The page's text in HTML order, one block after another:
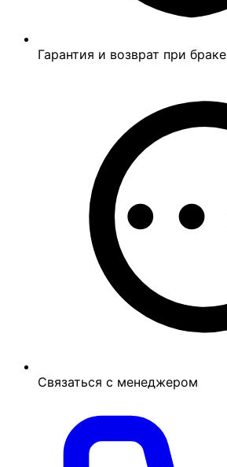
Гарантия и возврат при браке
Связаться с менеджером